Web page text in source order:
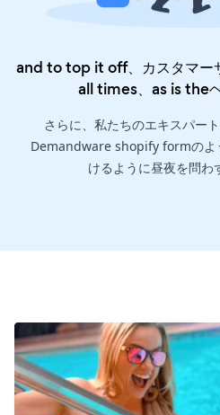
and to top it off、カスタマー
all times、as is the
さらに、私たちのエキスパー
Demandware shopify formのよ
けるように昼夜を問わ